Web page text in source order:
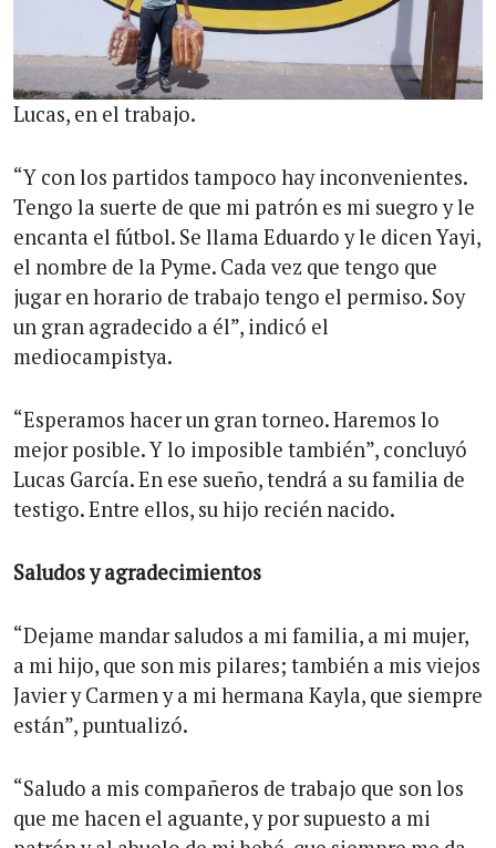
Lucas, en el trabajo.
“Y con los partidos tampoco hay inconvenientes.
Tengo la suerte de que mi patrón es mi suegro y le
encanta el fútbol. Se llama Eduardo y le dicen Yayi,
el nombre de la Pyme. Cada vez que tengo que
jugar en horario de trabajo tengo el permiso. Soy
un gran agradecido a él”, indicó el
mediocampistya.
“Esperamos hacer un gran torneo. Haremos lo
mejor posible. Y lo imposible también”, concluyó
Lucas García. En ese sueño, tendrá a su familia de
testigo. Entre ellos, su hijo recién nacido.
Saludos y agradecimientos
“Dejame mandar saludos a mi familia, a mi mujer,
a mi hijo, que son mis pilares; también a mis viejos
Javier y Carmen y a mi hermana Kayla, que siempre
están”, puntualizó.
“Saludo a mis compañeros de trabajo que son los
que me hacen el aguante, y por supuesto a mi